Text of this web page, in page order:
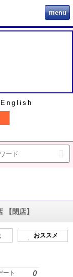
menu
English
【閉店】
おススメ
ート 0